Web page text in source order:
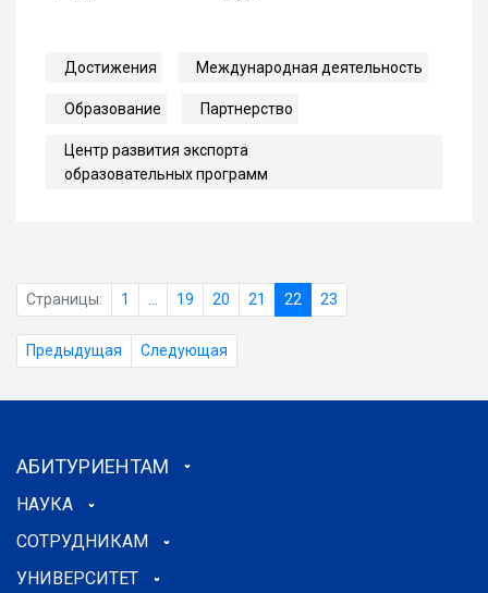
Достижения Международная деятельность
Образование Партнерство
Центр развития экспорта
образовательных программ
Страницы: 1 19 20 21 22 23
Предыдущая Следующая
АБИТУРИЕНТАМ
НАУКА
СОТРУДНИКАМ
УНИВЕРСИТЕТ